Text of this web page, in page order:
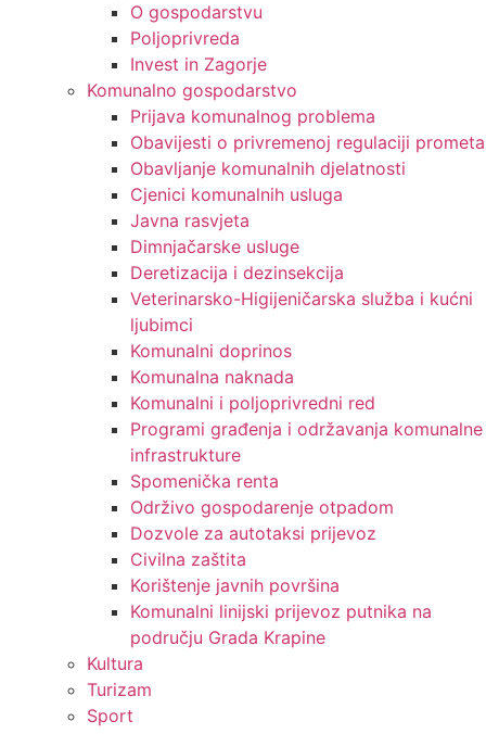
O gospodarstvu
Poljoprivreda
Invest in Zagorje
Komunalno gospodarstvo
Prijava komunalnog problema
Obavijesti o privremenoj regulaciji prometa
Obavljanje komunalnih djelatnosti
Cjenici komunalnih usluga
Javna rasvjeta
Dimnjačarske usluge
Deretizacija i dezinsekcija
Veterinarsko-Higijeničarska služba i kućni
ljubimci
Komunalni doprinos
Komunalna naknada
Komunalni i poljoprivredni red
Programi građenja i održavanja komunalne
infrastrukture
Spomenička renta
Održivo gospodarenje otpadom
Dozvole za autotaksi prijevoz
Civilna zaštita
Korištenje javnih površina
Komunalni linijski prijevoz putnika na
području Grada Krapine
Kultura
Turizam
Sport